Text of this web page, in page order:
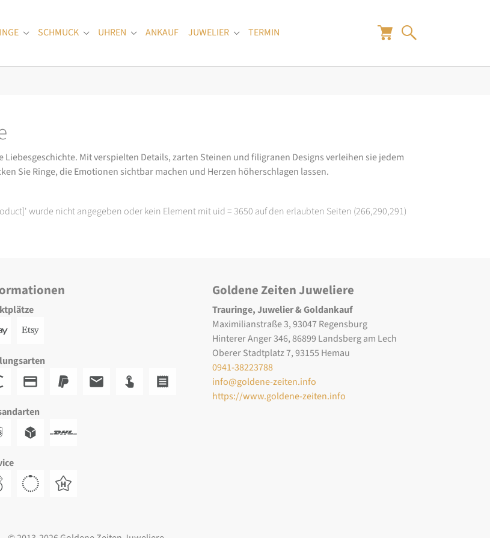
"Verlobungsringe"
Submenu for "Trauringe"
SCHMUCK Submenu for "Schmuck"
UHREN Submenu for "Uhren"
ANKAUF JUWELIER Submenu for "Juwelier"
TERMIN
Mit verspielten Details, zarten Steinen und filigranen Designs verleihen sie jedem
Sie Ringe, die Emotionen sichtbar machen und Herzen höherschlagen lassen.
wurde nicht angegeben oder kein Element mit uid = 3650 auf den erlaubten Seiten (266,290,291)
Goldene Zeiten Juweliere
Trauringe, Juwelier & Goldankauf
Maximilianstraße 3, 93047 Regensburg
Hinterer Anger 346, 86899 Landsberg am Lech
Oberer Stadtplatz 7, 93155 Hemau
0941-38223788
info@goldene-zeiten.info
https://www.goldene-zeiten.info